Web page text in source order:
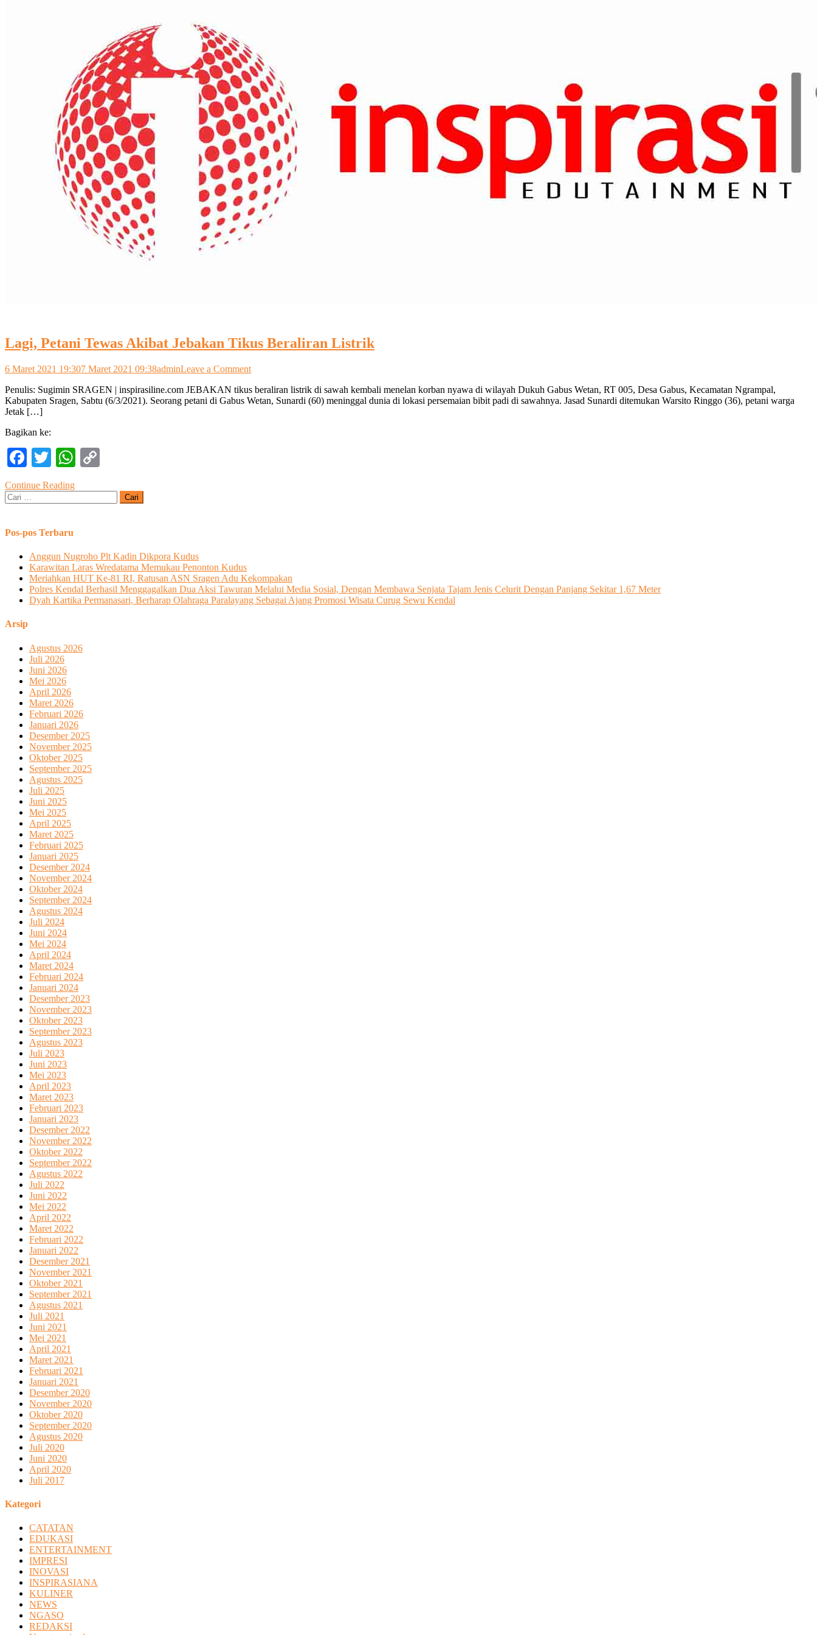
Lagi, Petani Tewas Akibat Jebakan Tikus Beraliran Listrik
6 Maret 2021 19:307 Maret 2021 09:38adminLeave a Commenton
Petani
Tewas
Penulis: Sugimin SRAGEN | inspirasiline.com JEBAKAN tikus beraliran listrik di sawah kembali menelan korban nyawa di wilayah Dukuh Gabus Wetan, RT 005, Desa Gabus, Kecamatan Ngrampal,
Kabupaten Sragen, Sabtu (6/3/2021). Seorang petani di Gabus Wetan, Sunardi (60) meninggal dunia di lokasi persemaian bibit padi di sawahnya. Jasad Sunardi ditemukan Warsito Ringgo (36), petani warga
Jetak […]
Bagikan ke:
Facebook
TwitterWhatsApp
Continue Reading
Cari
untuk:
Pos-pos Terbaru
Anggun Nugroho Plt Kadin Dikpora Kudus
Karawitan Laras Wredatama Memukau Penonton Kudus
Meriahkan HUT Ke-81 RI, Ratusan ASN Sragen Adu Kekompakan
Polres Kendal Berhasil Menggagalkan Dua Aksi Tawuran Melalui Media Sosial, Dengan Membawa Senjata Tajam Jenis Celurit Dengan Panjang Sekitar 1,67 Meter
Dyah Kartika Permanasari, Berharap Olahraga Paralayang Sebagai Ajang Promosi Wisata Curug Sewu Kendal
Arsip
Agustus 2026
Juli 2026
Juni 2026
Mei 2026
April 2026
Maret 2026
Februari 2026
Januari 2026
Desember 2025
November 2025
Oktober 2025
September 2025
Agustus 2025
Juli 2025
Juni 2025
Mei 2025
April 2025
Maret 2025
Februari 2025
Januari 2025
Desember 2024
November 2024
Oktober 2024
September 2024
Agustus 2024
Juli 2024
Juni 2024
Mei 2024
April 2024
Maret 2024
Februari 2024
Januari 2024
Desember 2023
November 2023
Oktober 2023
September 2023
Agustus 2023
Juli 2023
Juni 2023
Mei 2023
April 2023
Maret 2023
Februari 2023
Januari 2023
Desember 2022
November 2022
Oktober 2022
September 2022
Agustus 2022
Juli 2022
Juni 2022
Mei 2022
April 2022
Maret 2022
Februari 2022
Januari 2022
Desember 2021
November 2021
Oktober 2021
September 2021
Agustus 2021
Juli 2021
Juni 2021
Mei 2021
April 2021
Maret 2021
Februari 2021
Januari 2021
Desember 2020
November 2020
Oktober 2020
September 2020
Agustus 2020
Juli 2020
Juni 2020
April 2020
Juli 2017
Kategori
CATATAN
EDUKASI
ENTERTAINMENT
IMPRESI
INOVASI
INSPIRASIANA
KULINER
NEWS
NGASO
REDAKSI